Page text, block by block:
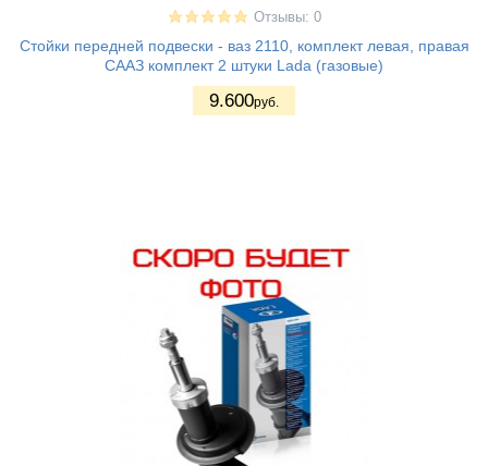
Отзывы: 0
Стойки передней подвески - ваз 2110, комплект левая, правая
СААЗ комплект 2 штуки Lada (газовые)
9.600руб.